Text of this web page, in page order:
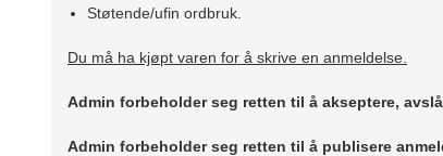
Støtende/ufin ordbruk.
Du må ha kjøpt varen for å skrive en anmeldelse.
Admin forbeholder seg retten til å akseptere,
Admin forbeholder seg retten til å publisere